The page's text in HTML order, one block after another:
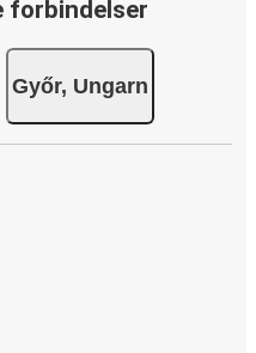
forbindelser
Győr, Ungarn